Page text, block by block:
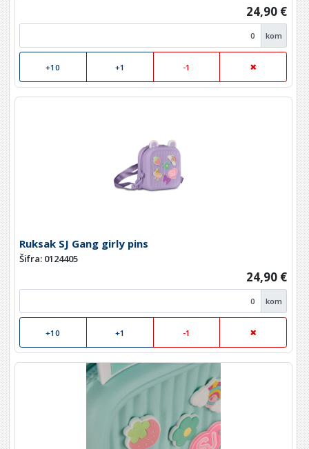
24,90 €
kom
+10 +1 -1
Ruksak SJ Gang girly pins
Šifra: 0124405
24,90 €
kom
+10 +1 -1